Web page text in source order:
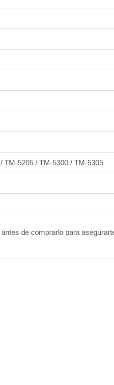
TM-5205 / TM-5300 / TM-5305
de comprarlo para